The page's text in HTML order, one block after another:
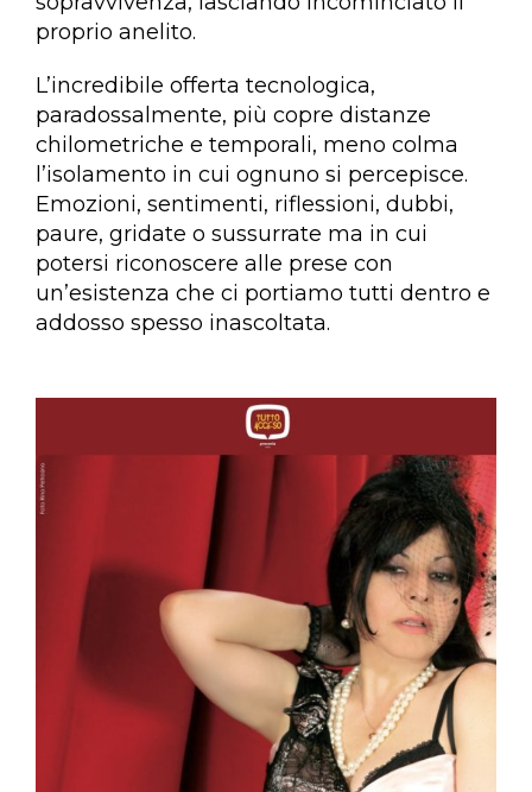
proprio anelito.
L’incredibile offerta tecnologica,
paradossalmente, più copre distanze
chilometriche e temporali, meno colma
l’isolamento in cui ognuno si percepisce.
Emozioni, sentimenti, riflessioni, dubbi,
paure, gridate o sussurrate ma in cui
potersi riconoscere alle prese con
un’esistenza che ci portiamo tutti dentro e
addosso spesso inascoltata.